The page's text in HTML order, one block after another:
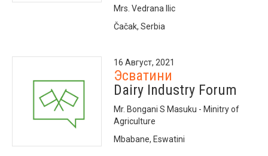
Mrs. Vedrana Ilic
Čačak, Serbia
16 Август, 2021
Эсватини
Dairy Industry Forum
Mr. Bongani S Masuku - Minitry of
Agriculture
Mbabane, Eswatini